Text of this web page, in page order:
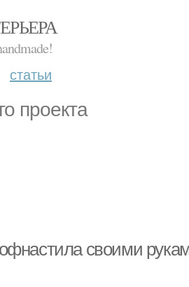
статьи
проекта
своими